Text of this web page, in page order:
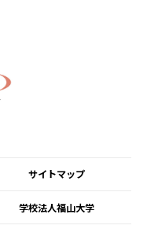
サイトマップ
学校法人福山大学